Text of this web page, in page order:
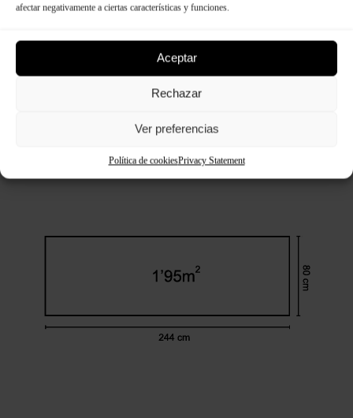
afectar negativamente a ciertas características y funciones.
Aceptar
Rechazar
Ver preferencias
Política de cookiesPrivacy Statement